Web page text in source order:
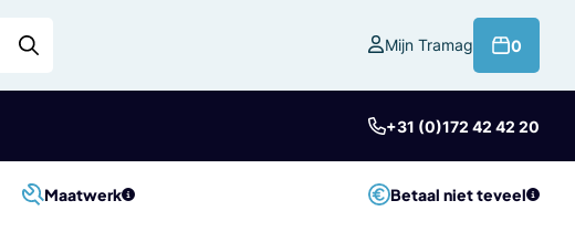
Mijn Tramag
0
+31 (0)172 42 42 20
Maatwerk Betaal niet teveel